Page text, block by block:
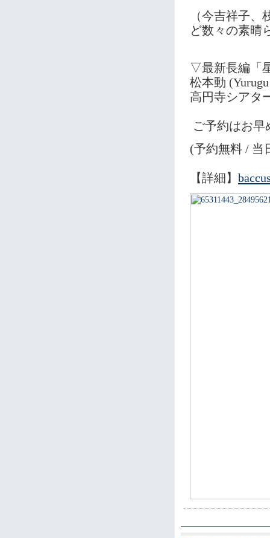
（今吉祥子
ど数々の素晴
▽最新長編「
松本動
高円寺シアタ
ご予約はお
(予約無料 / 当
【詳細】